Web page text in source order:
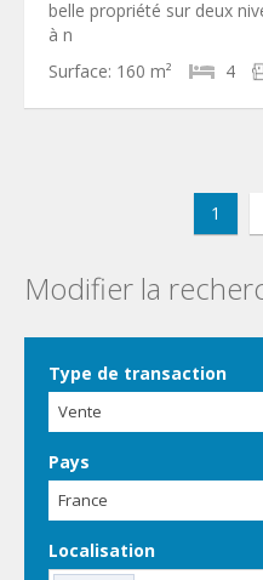
belle propriété sur deux
à n
Surface: 160 m² 4
1
Modifier la
Type de transaction
Vente
Pays
France
Localisation